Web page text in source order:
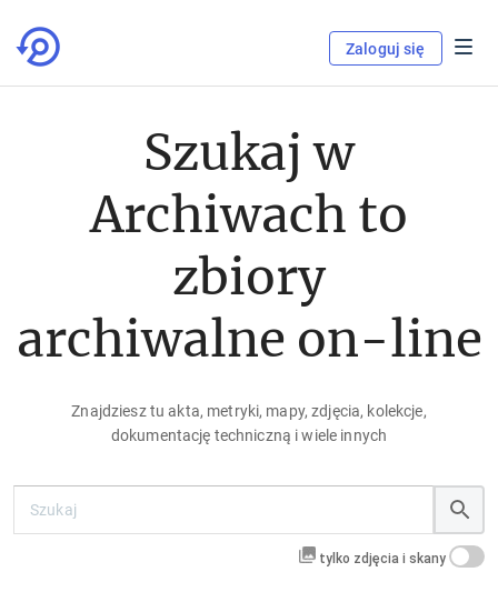
Zaloguj się
Szukaj w
Archiwach to
zbiory
archiwalne on-line
Znajdziesz tu akta, metryki, mapy, zdjęcia, kolekcje,
dokumentację techniczną i wiele innych
tylko zdjęcia i skany